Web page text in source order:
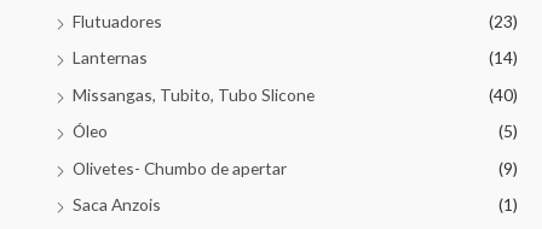
Flutuadores
(23)
Lanternas
(14)
Missangas, Tubito, Tubo Slicone
(40)
Óleo
(5)
Olivetes- Chumbo de apertar
(9)
Saca Anzois
(1)